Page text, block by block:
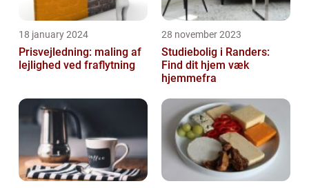
18 january 2024
Prisvejledning: maling af
lejlighed ved fraflytning
28 november 2023
Studiebolig i Randers:
Find dit hjem væk
hjemmefra